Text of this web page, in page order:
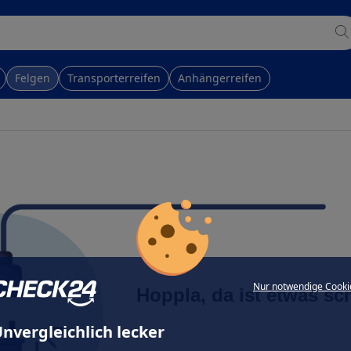
Nur notwendige
lecker
Felgen Transporterreifen Anhängerreifen
Hoppla, da ist etwas